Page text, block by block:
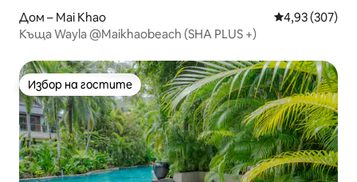
Дом – Mai Khao Средна
4,93 (307)
Къща Wayla @Maikhaobeach (SHA PLUS +)
Избор на гостите
Избор на гостите